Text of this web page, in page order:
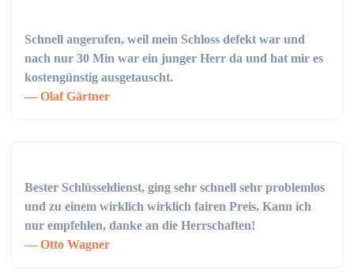
Schnell angerufen, weil mein Schloss defekt war und
nach nur 30 Min war ein junger Herr da und hat mir es
kostengünstig ausgetauscht.
Olaf Gärtner
Bester Schlüsseldienst, ging sehr schnell sehr problemlos
und zu einem wirklich wirklich fairen Preis. Kann ich
nur empfehlen, danke an die Herrschaften!
Otto Wagner